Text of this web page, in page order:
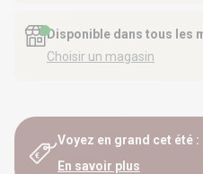
Disponible dans tous les
Choisir un magasin
Voyez en grand cet été
En savoir plus